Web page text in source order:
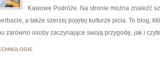
Kawowe Podróże. Na stronie można znaleźć
a także szerzej pojętej kulturze picia. To blog,
zarówno osoby zaczynające swoją przygodę, jak i